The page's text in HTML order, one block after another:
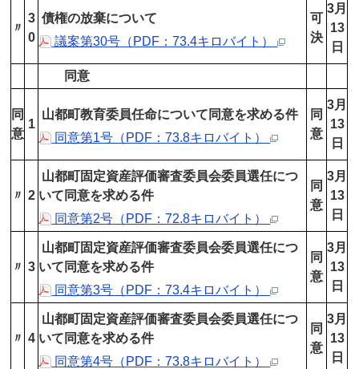
〃
3
0
債権の放棄について
議案第30号（PDF：73.4キロバイト）
可
決
3月
13
日
同意
同
意
1
山都町教育委員任命について同意を求める件
同意第1号（PDF：73.8キロバイト）
同
意
3月
13
日
〃 2
山都町固定資産評価審査委員会委員選任につ
いて同意を求める件
同意第2号（PDF：72.8キロバイト）
同
意
3月
13
日
〃 3
山都町固定資産評価審査委員会委員選任につ
いて同意を求める件
同意第3号（PDF：73.4キロバイト）
同
意
3月
13
日
〃 4
山都町固定資産評価審査委員会委員選任につ
いて同意を求める件
同意第4号（PDF：73.8キロバイト）
同
意
3月
13
日